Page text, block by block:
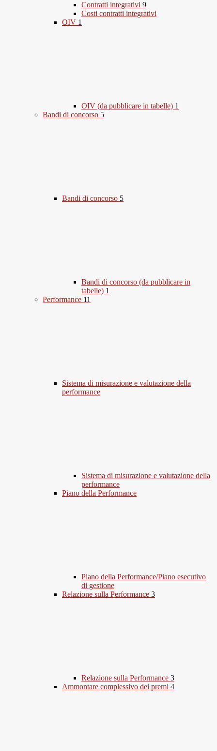
Contratti integrativi 9
Costi contratti integrativi
OIV 1
OIV (da pubblicare in tabelle) 1
Bandi di concorso 5
Bandi di concorso 5
Bandi di concorso (da pubblicare in
tabelle) 1
Performance 11
Sistema di misurazione e valutazione della
performance
Sistema di misurazione e valutazione della
performance
Piano della Performance
Piano della Performance/Piano esecutivo
di gestione
Relazione sulla Performance 3
Relazione sulla Performance 3
Ammontare complessivo dei premi 4